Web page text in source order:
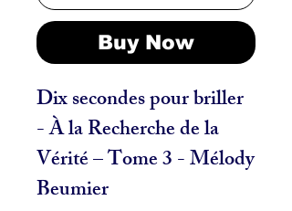
Buy Now
Dix secondes pour briller
- À la Recherche de la
Vérité – Tome 3 - Mélody
Beumier